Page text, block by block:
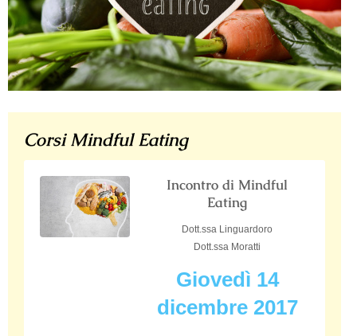
Corsi Mindful Eating
Incontro di Mindful
Eating
Dott.ssa Linguardoro
Dott.ssa Moratti
Giovedì 14
dicembre 2017